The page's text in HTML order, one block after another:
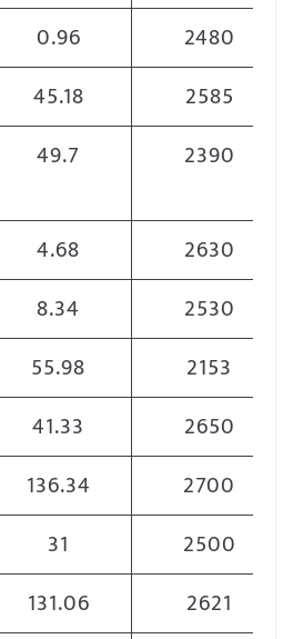
0.96
2480
45.18
2585
49.7 2390
4.68
2630
8.34
2530
55.98
2153
41.33
2650
136.34
2700
31
2500
131.06
2621